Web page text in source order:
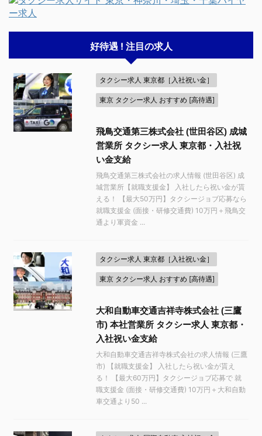
好待遇 ! 注目の求人
タクシー求人 東京都［入社祝い金］
東京 タクシー求人 おすすめ [高待遇]
飛鳥交通第三株式会社 (世田谷区) 成城
営業所 タクシー求人 東京都・入社祝
い金支給
飛鳥交通第三株式会社の求人情報 (世田谷区) 成
城営業所【就職支援金】 入社したら祝い金が貰
える！ 【最大50万円】タクシージョブ応募なら
就職支援金 (面接・研修交通費) 10万円＋飛鳥交
通より軍資金 ...
タクシー求人 東京都［入社祝い金］
東京 タクシー求人 おすすめ [高待遇]
大和自動車交通吉祥寺株式会社 (三鷹
市) 本社営業所 タクシー求人 東京都・
入社祝い金支給
大和自動車交通吉祥寺株式会社の求人情報 (三鷹
市) 【就職支援金】 入社したら祝い金が貰え
る！ 【最大60万円】タクシージョブ応募で 就
職支援金 (面接・研修交通費) 10万円＋大和自動
車交通より50 ...